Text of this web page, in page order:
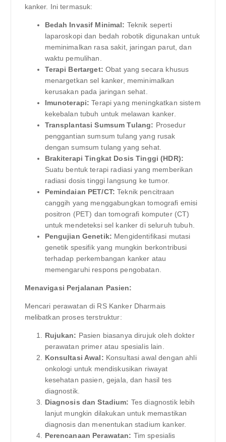
kanker. Ini termasuk:
Bedah Invasif Minimal: Teknik seperti
laparoskopi dan bedah robotik digunakan untuk
meminimalkan rasa sakit, jaringan parut, dan
waktu pemulihan.
Terapi Bertarget: Obat yang secara khusus
menargetkan sel kanker, meminimalkan
kerusakan pada jaringan sehat.
Imunoterapi: Terapi yang meningkatkan sistem
kekebalan tubuh untuk melawan kanker.
Transplantasi Sumsum Tulang: Prosedur
penggantian sumsum tulang yang rusak
dengan sumsum tulang yang sehat.
Brakiterapi Tingkat Dosis Tinggi (HDR):
Suatu bentuk terapi radiasi yang memberikan
radiasi dosis tinggi langsung ke tumor.
Pemindaian PET/CT: Teknik pencitraan
canggih yang menggabungkan tomografi emisi
positron (PET) dan tomografi komputer (CT)
untuk mendeteksi sel kanker di seluruh tubuh.
Pengujian Genetik: Mengidentifikasi mutasi
genetik spesifik yang mungkin berkontribusi
terhadap perkembangan kanker atau
memengaruhi respons pengobatan.
Menavigasi Perjalanan Pasien:
Mencari perawatan di RS Kanker Dharmais
melibatkan proses terstruktur:
Rujukan: Pasien biasanya dirujuk oleh dokter
perawatan primer atau spesialis lain.
Konsultasi Awal: Konsultasi awal dengan ahli
onkologi untuk mendiskusikan riwayat
kesehatan pasien, gejala, dan hasil tes
diagnostik.
Diagnosis dan Stadium: Tes diagnostik lebih
lanjut mungkin dilakukan untuk memastikan
diagnosis dan menentukan stadium kanker.
Perencanaan Perawatan: Tim spesialis